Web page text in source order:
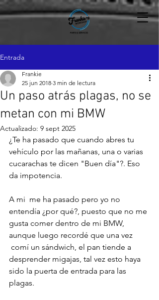
Entrada
Un paso atrás plagas, no se
metan con mi BMW
Frankie
25 jun 2018 3 min de lectura
Actualizado: 9 sept 2025
¿Te ha pasado que cuando abres tu
vehículo por las mañanas, una o varias
cucarachas te dicen "Buen día"?. Eso
da impotencia.
A mi  me ha pasado pero yo no
entendía ¿por qué?, puesto que no me
gusta comer dentro de mi BMW,
aunque luego recordé que una vez
comí un sándwich, el pan tiende a
desprender migajas, tal vez esto haya
sido la puerta de entrada para las
plagas.